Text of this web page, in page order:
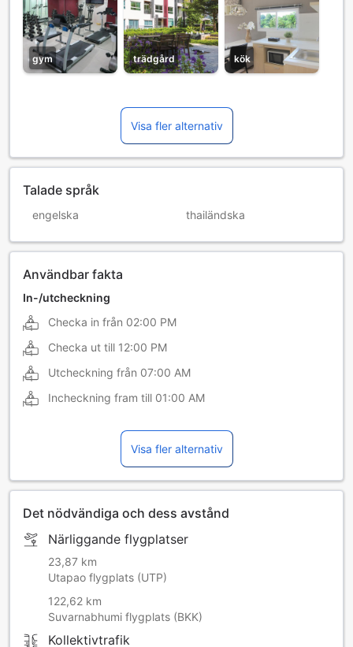
gym trädgård kök
Visa fler alternativ
Talade språk
engelska thailändska
Användbar fakta
In-/utcheckning
Checka in från 02:00 PM
Checka ut till 12:00 PM
Utcheckning från 07:00 AM
Incheckning fram till 01:00 AM
Visa fler alternativ
Det nödvändiga och dess avstånd
Närliggande flygplatser
23,87 km
Utapao flygplats (UTP)
122,62 km
Suvarnabhumi flygplats (BKK)
Kollektivtrafik